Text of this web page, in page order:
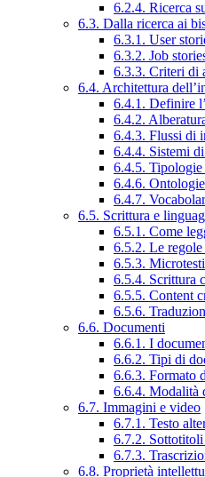
6.2.4. Ricerca
6.3. Dalla ricerca ai
6.3.1. User
6.3.2. Job
6.3.3. Criteri di
6.4. Architettura
6.4.1. Definire
6.4.2.
6.4.3. Flussi di
6.4.4. Sistemi
6.4.5.
6.4.6.
6.4.7.
6.5. Scrittura e
6.5.1. Come
6.5.2. Le
6.5.3. Microtesti
6.5.4. Scrittura
6.5.5. Content
6.5.6.
6.6. Documenti
6.6.1. I
6.6.2. Tipi di
6.6.3. Formato
6.6.4. Modalità
6.7. Immagini e video
6.7.1. Testo
6.7.2.
6.7.3.
6.8. Proprietà